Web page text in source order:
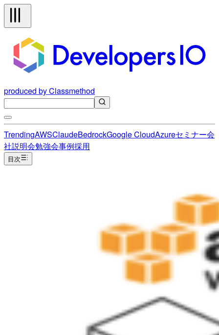
produced by Classmethod
TrendingAWSClaudeBedrockGoogle CloudAzureセミナー会
社説明会勉強会事例採用
目次